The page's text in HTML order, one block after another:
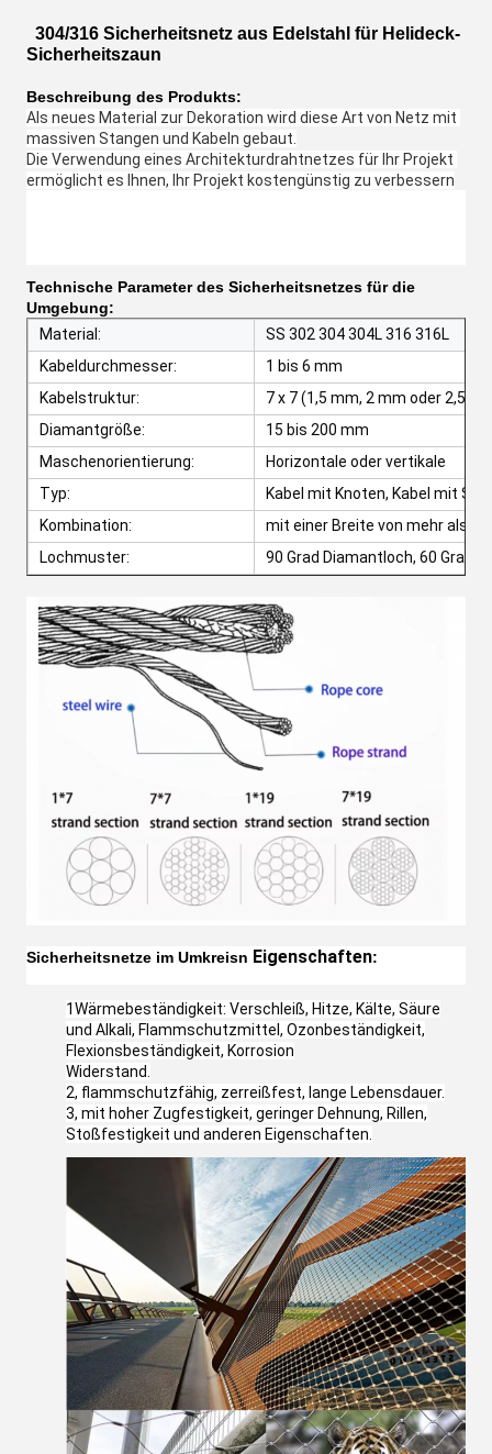
304/316 Sicherheitsnetz aus Edelstahl für Helideck-
Sicherheitszaun
Beschreibung des Produkts:
Als neues Material zur Dekoration wird diese Art von Netz mit
massiven Stangen und Kabeln gebaut.
Die Verwendung eines Architekturdrahtnetzes für Ihr Projekt
ermöglicht es Ihnen, Ihr Projekt kostengünstig zu verbessern
Technische Parameter des Sicherheitsnetzes für die
Umgebung:
Material:
SS 302 304 304L 316 316L
Kabeldurchmesser:
1 bis 6 mm
Kabelstruktur:
7 x 7 (1,5 mm, 2 mm oder 2,5
Diamantgröße:
15 bis 200 mm
Maschenorientierung:
Horizontale oder vertikale
Typ:
Kabel mit Knoten, Kabel mit
Kombination:
mit einer Breite von mehr als
Lochmuster:
90 Grad Diamantloch, 60 Grad
Sicherheitsnetze im Umkreisn Eigenschaften:
1Wärmebeständigkeit: Verschleiß, Hitze, Kälte, Säure
und Alkali, Flammschutzmittel, Ozonbeständigkeit,
Flexionsbeständigkeit, Korrosion
Widerstand.
2, flammschutzfähig, zerreißfest, lange Lebensdauer.
3, mit hoher Zugfestigkeit, geringer Dehnung, Rillen,
Stoßfestigkeit und anderen Eigenschaften.